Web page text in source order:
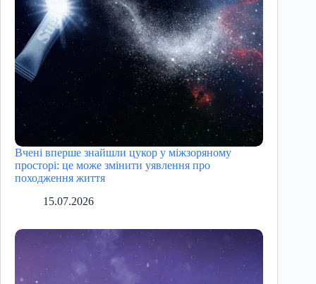
Вчені вперше знайшли цукор у міжзоряному
просторі: це може змінити уявлення про
походження життя
15.07.2026